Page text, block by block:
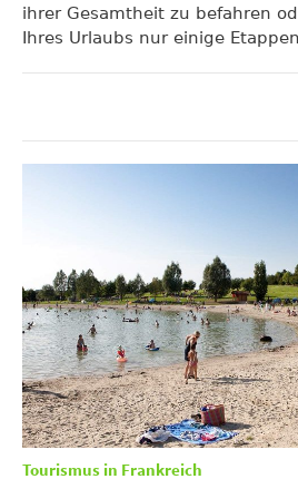
ihrer Gesamtheit zu befahren
Ihres Urlaubs nur einige
Tourismus in Frankreich